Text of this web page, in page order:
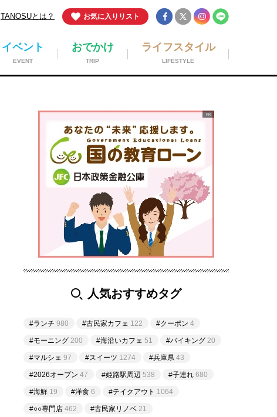
お気に入りリスト
TANOSUとは？
ライフスタイル
LIFESTYLE
おでかけ
TRIP
イベント
EVENT
人気おすすめタグ
#ランチ 980 #古民家カフェ 122 #クーポン 4
#モーニング 200 #海沿いカフェ 51 #バイキング 20
#マルシェ 97 #スイーツ 1274 #兵庫県 43
#2026オープン 47 #姫路駅周辺 538 #子連れ 680
#海鮮 19 #洋食 6 #テイクアウト 1064
#○○専門店 462 #古民家リノベ 21